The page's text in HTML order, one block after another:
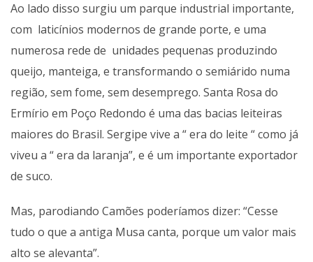
Ao lado disso surgiu um parque industrial importante,
com laticínios modernos de grande porte, e uma
numerosa rede de unidades pequenas produzindo
queijo, manteiga, e transformando o semiárido numa
região, sem fome, sem desemprego. Santa Rosa do
Ermírio em Poço Redondo é uma das bacias leiteiras
maiores do Brasil. Sergipe vive a “ era do leite “ como já
viveu a “ era da laranja”, e é um importante exportador
de suco.
Mas, parodiando Camões poderíamos dizer: “Cesse
tudo o que a antiga Musa canta, porque um valor mais
alto se alevanta”.